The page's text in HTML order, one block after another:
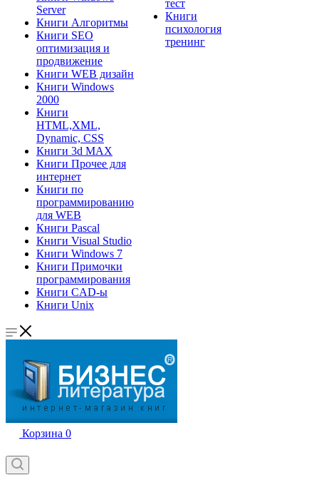
Server
Книги Алгоритмы
Книги SEO
оптимизация и
продвижение
Книги WEB дизайн
Книги Windows
2000
Книги
HTML,XML,
Dynamic, CSS
Книги 3d MAX
Книги Прочее для
интернет
Книги по
программированию
для WEB
Книги Pascal
Книги Visual Studio
Книги Windows 7
Книги Примочки
программирования
Книги CAD-ы
Книги Unix
тест
Книги
психология
тренинг
Корзина 0